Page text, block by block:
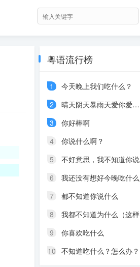
粤语流行榜
1
今天晚上我们吃什么？
2
晴天阴天暴雨天爱你爱到发晒颠红茶绿茶菊花茶爱你爱到蒙查查
3
你好棒啊
4
你说什么啊？
5
不好意思，我不知道你说什么
6
我还没有想好今晚吃什么
7
都不知道你说什么
8
我都不知道为什么（这样做）
9
你喜欢吃什么
10 不知道吃什么？怎么办？